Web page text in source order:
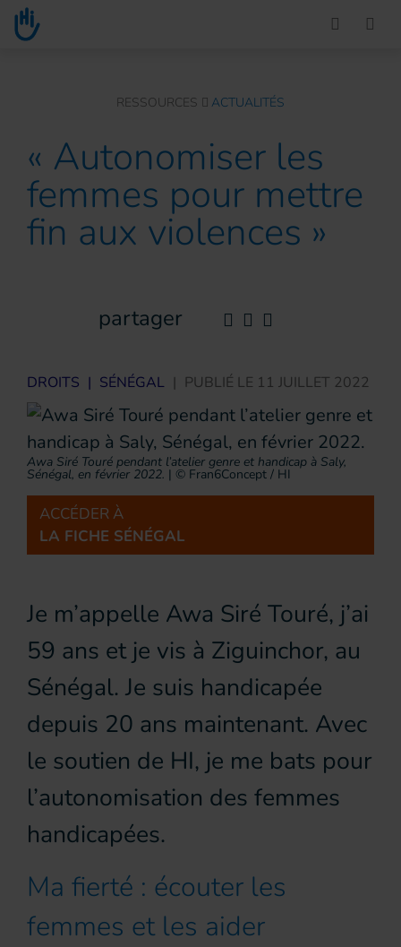
Go to main content
You are here :RESSOURCES ACTUALITÉS
« Autonomiser les
femmes pour mettre
fin aux violences »
partager
DROITS | SÉNÉGAL | PUBLIÉ LE 11 JUILLET 2022
Awa Siré Touré pendant l’atelier genre et handicap à Saly,
Sénégal, en février 2022. | © Fran6Concept / HI
ACCÉDER À
LA FICHE SÉNÉGAL
Je m’appelle Awa Siré Touré, j’ai
59 ans et je vis à Ziguinchor, au
Sénégal. Je suis handicapée
depuis 20 ans maintenant. Avec
le soutien de HI, je me bats pour
l’autonomisation des femmes
handicapées.
Ma fierté : écouter les
femmes et les aider